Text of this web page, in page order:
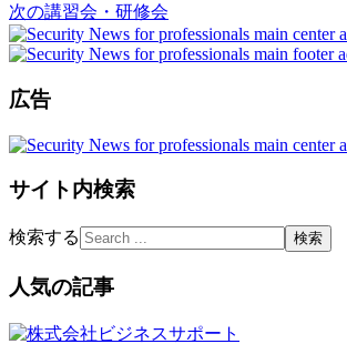
次の講習会・研修会
広告
サイト内検索
検索する
人気の記事